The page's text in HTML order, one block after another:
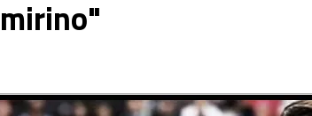
mirino"